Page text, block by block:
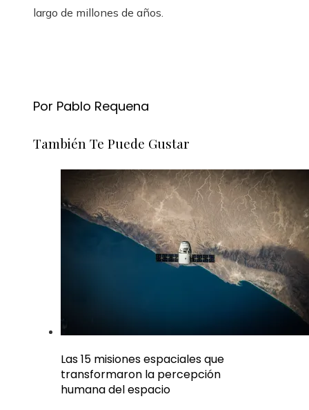
largo de millones de años.
Por Pablo Requena
También Te Puede Gustar
Las 15 misiones espaciales que
transformaron la percepción
humana del espacio